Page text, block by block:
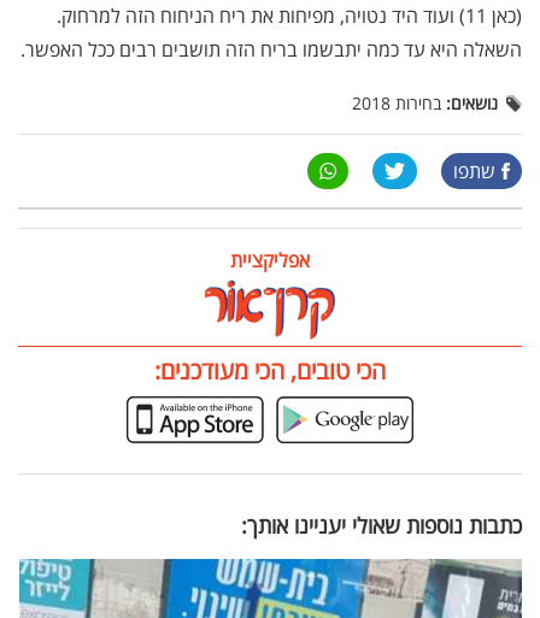
(כאן 11) ועוד היד נטויה, מפיחות את ריח הניחוח הזה למרחוק.
השאלה היא עד כמה יתבשמו בריח הזה תושבים רבים ככל האפשר.
נושאים: בחירות 2018
שתפו
אפליקציית
הכי טובים, הכי מעודכנים:
כתבות נוספות שאולי יעניינו אותך: